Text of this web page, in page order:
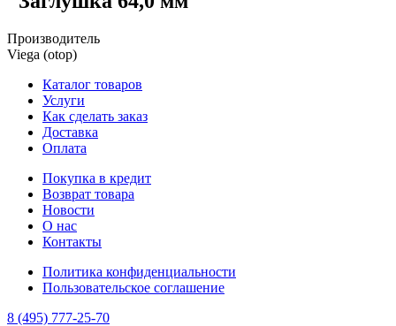
Производитель
Viega (otop)
Каталог товаров
Услуги
Как сделать заказ
Доставка
Оплата
Покупка в кредит
Возврат товара
Новости
О нас
Контакты
Политика конфиденциальности
Пользовательское соглашение
8 (495) 777-25-70